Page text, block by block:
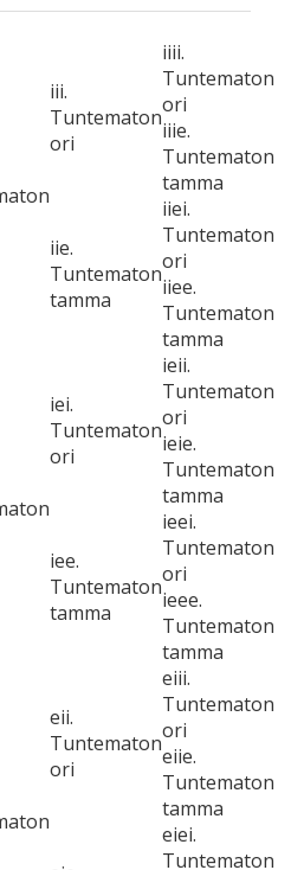
iii.
Tuntematon
ori
iiii.
Tuntematon
ori
iiie.
Tuntematon
tamma
iie.
Tuntematon
tamma
iiei.
Tuntematon
ori
iiee.
Tuntematon
tamma
iei.
Tuntematon
ori
ieii.
Tuntematon
ori
ieie.
Tuntematon
tamma
iee.
Tuntematon
tamma
ieei.
Tuntematon
ori
ieee.
Tuntematon
tamma
eii.
Tuntematon
ori
eiii.
Tuntematon
ori
eiie.
Tuntematon
tamma
eiei.
Tuntematon